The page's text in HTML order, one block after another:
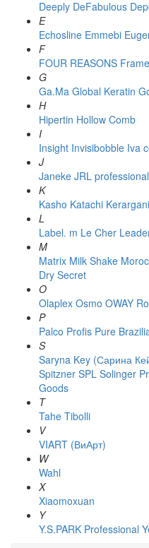
Deeply DeFabulous
E
Echosline Emmebi
F
FOUR REASONS
G
Ga.Ma Global Keratin
H
Hipertin Hollow Comb
I
Insight Invisibobble Iva
J
Janeke JRL professional
K
Kasho Katachi
L
Label. m Le Cher
M
Matrix Milk Shake
Dry Secret
O
Olaplex Osmo OWAY
P
Palco Profis Pure
S
Saryna Key (Сарина
Spitzner SPL Solinger
Goods
T
Tahe Tibolli
V
VIART (ВиАрт)
W
Wahl
X
Xiaomoxuan
Y
Y.S.PARK Professional